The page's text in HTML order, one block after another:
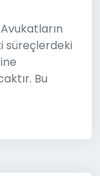
süreçlerdeki
Bu